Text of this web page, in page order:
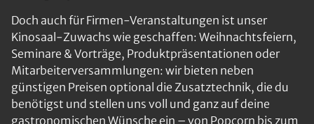
Doch auch für Firmen-Veranstaltungen ist unser
Kinosaal-Zuwachs wie geschaffen: Weihnachtsfeiern,
Seminare & Vorträge, Produktpräsentationen oder
Mitarbeiterversammlungen: wir bieten neben
günstigen Preisen optional die Zusatztechnik, die du
benötigst und stellen uns voll und ganz auf deine
gastronomischen Wünsche ein – von Popcorn bis zum